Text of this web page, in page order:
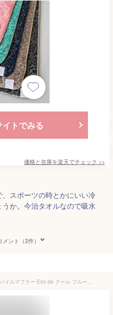
トでみる
価格と在庫を楽天でチェック >>
スポーツの時とかにいい冷
か。今治タオルなので吸水
ント（2件）
冷感タオル マフラータオル クールパイルマフラー Eco de クール フルーツ （ 冷たい 冷感 クールタオル ひんやり タオルマフラー フェイスタオル スポーツタオル 熱中症 暑さ 対策 スポーツ アウトドア キャンプ 運動会 ） 【39ショップ】